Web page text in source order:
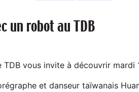
un robot au TDB
vous invite à découvrir mardi
et danseur taïwanais